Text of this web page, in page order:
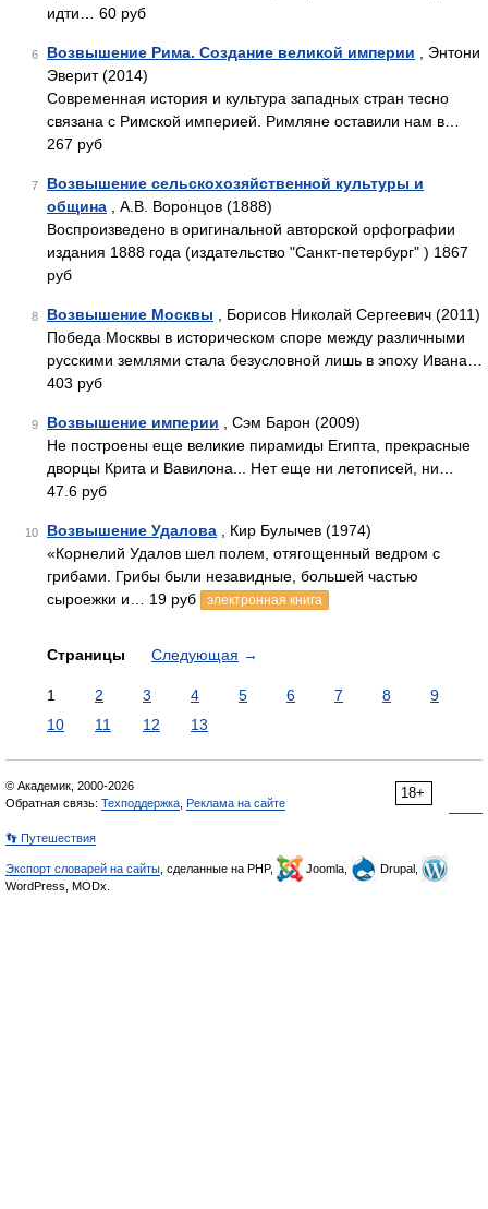
идти… 60 руб
6 Возвышение Рима. Создание великой империи , Энтони
Эверит (2014)
Современная история и культура западных стран тесно
связана с Римской империей. Римляне оставили нам в…
267 руб
7
Возвышение сельскохозяйственной культуры и
община , А.В. Воронцов (1888)
Воспроизведено в оригинальной авторской орфографии
издания 1888 года (издательство "Санкт-петербург" ) 1867
руб
8 Возвышение Москвы , Борисов Николай Сергеевич (2011)
Победа Москвы в историческом споре между различными
русскими землями стала безусловной лишь в эпоху Ивана…
403 руб
9 Возвышение империи , Сэм Барон (2009)
Не построены еще великие пирамиды Египта, прекрасные
дворцы Крита и Вавилона... Нет еще ни летописей, ни…
47.6 руб
10 Возвышение Удалова , Кир Булычев (1974)
«Корнелий Удалов шел полем, отягощенный ведром с
грибами. Грибы были незавидные, большей частью
сыроежки и… 19 руб
электронная книга
Страницы Следующая →
1 2 3 4 5 6 7 8
9
10
11 12 13
18+
© Академик, 2000-2026
Обратная связь: Техподдержка Реклама на сайте
👣 Путешествия
Экспорт словарей на сайты , сделанные на PHP, Joomla,
Drupal,
WordPress, MODx.